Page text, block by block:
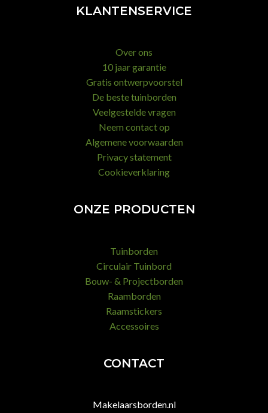
KLANTENSERVICE
Over ons
10 jaar garantie
Gratis ontwerpvoorstel
De beste tuinborden
Veelgestelde vragen
Neem contact op
Algemene voorwaarden
Privacy statement
Cookieverklaring
ONZE PRODUCTEN
Tuinborden
Circulair Tuinbord
Bouw- & Projectborden
Raamborden
Raamstickers
Accessoires
CONTACT
Makelaarsborden.nl